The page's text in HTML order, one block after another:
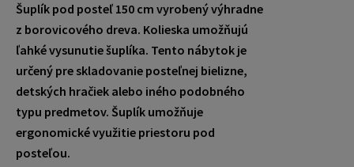
Šuplík pod posteľ 150 cm vyrobený výhradne
z borovicového dreva. Kolieska umožňujú
ľahké vysunutie šuplíka. Tento nábytok je
určený pre skladovanie posteľnej bielizne,
detských hračiek alebo iného podobného
typu predmetov. Šuplík umožňuje
ergonomické využitie priestoru pod
posteľou.